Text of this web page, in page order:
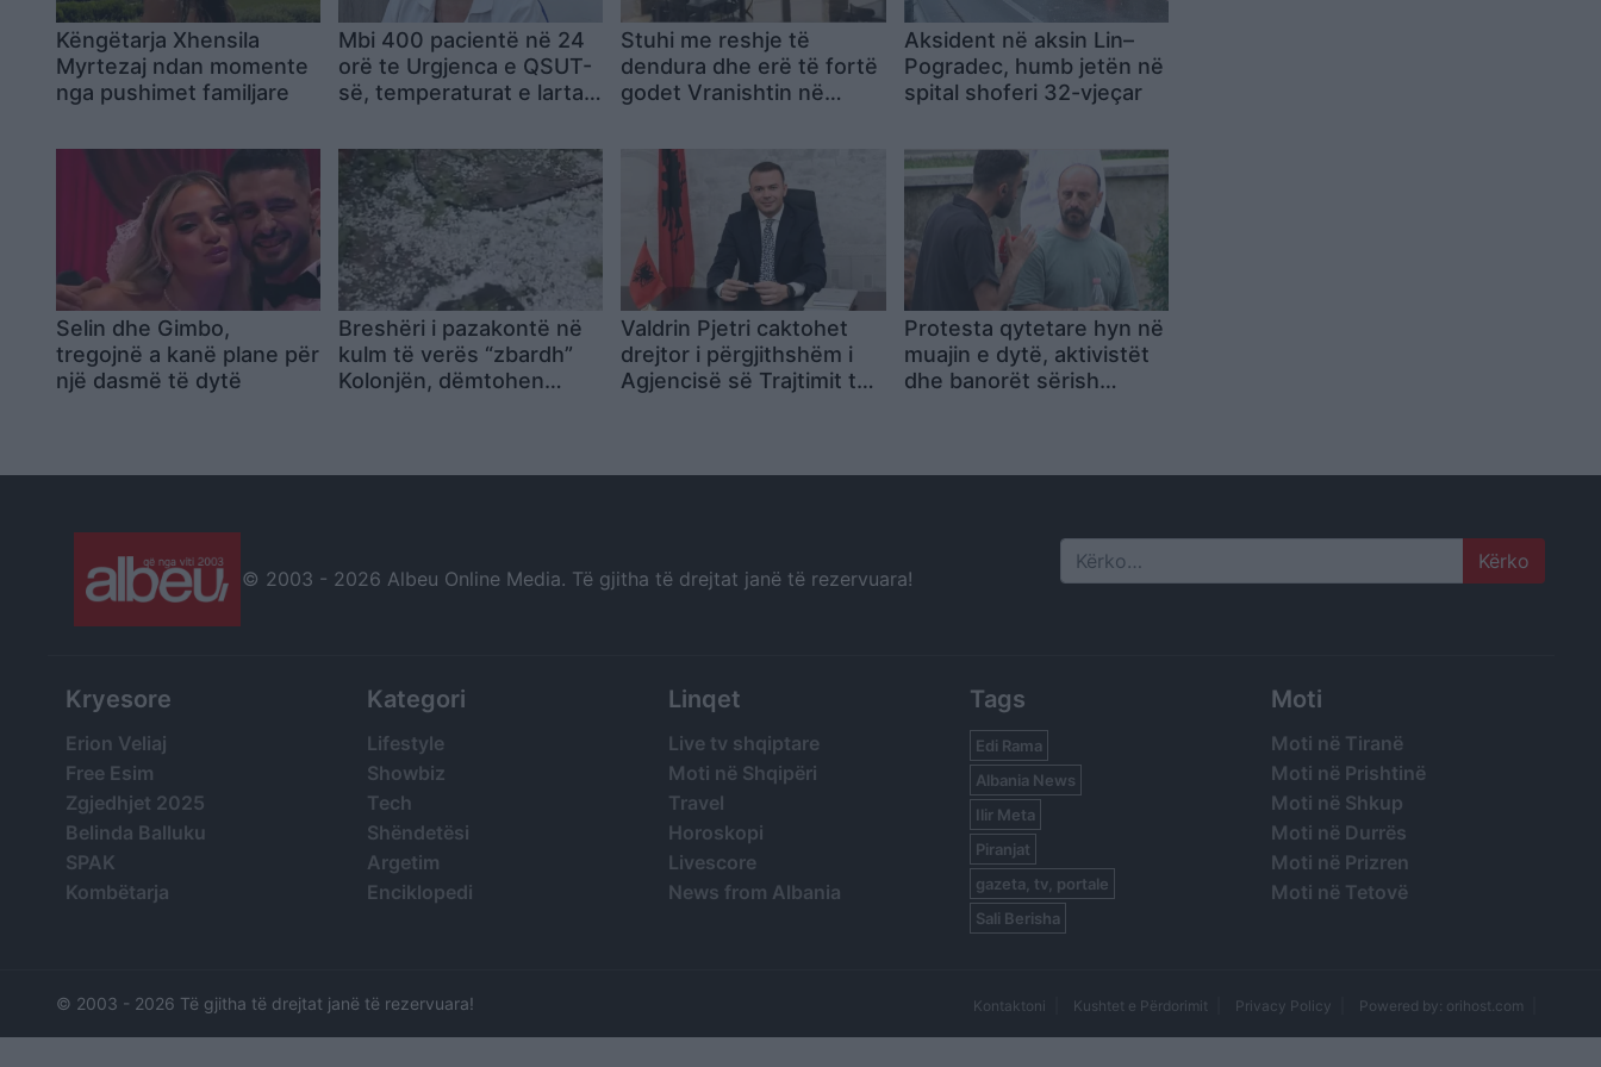
Këngëtarja Xhensila
Myrtezaj ndan momente
nga pushimet familjare
Mbi 400 pacientë në 24
orë te Urgjenca e QSUT-
së, temperaturat e larta
Stuhi me reshje të
dendura dhe erë të fortë
godet Vranishtin në
Aksident në aksin Lin–
Pogradec, humb jetën në
spital shoferi 32-vjeçar
Selin dhe Gimbo,
tregojnë a kanë plane për
një dasmë të dytë
Breshëri i pazakontë në
kulm të verës “zbardh”
Kolonjën, dëmtohen
Valdrin Pjetri caktohet
drejtor i përgjithshëm i
Agjencisë së Trajtimit të
Protesta qytetare hyn në
muajin e dytë, aktivistët
dhe banorët sërish
© 2003 - 2026 Albeu Online Media. Të gjitha të drejtat janë të rezervuara! Search
Kryesore
Erion Veliaj
Free Esim
Zgjedhjet 2025
Belinda Balluku
SPAK
Kombëtarja
Kategori
Lifestyle
Showbiz
Tech
Shëndetësi
Argetim
Enciklopedi
Linqet
Live tv shqiptare
Moti në Shqipëri
Travel
Horoskopi
Livescore
News from Albania
Tags
Edi Rama
Albania News
Ilir Meta
Piranjat
gazeta, tv, portale
Sali Berisha
Moti
Moti në Tiranë
Moti në Prishtinë
Moti në Shkup
Moti në Durrës
Moti në Prizren
Moti në Tetovë
© 2003 - 2026 Të gjitha të drejtat janë të rezervuara! Kontaktoni Kushtet e Përdorimit Privacy Policy Powered by: orihost.com